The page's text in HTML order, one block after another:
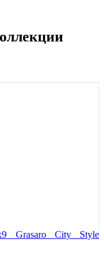
Grasaro City Style